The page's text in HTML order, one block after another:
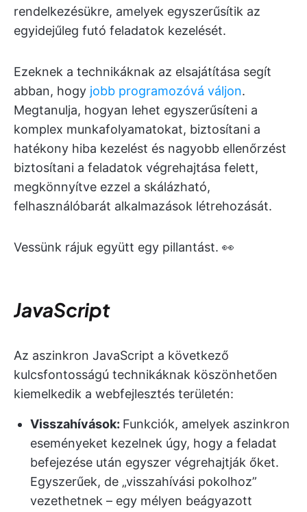
rendelkezésükre, amelyek egyszerűsítik az
egyidejűleg futó feladatok kezelését.
Ezeknek a technikáknak az elsajátítása segít
abban, hogy jobb programozóvá váljon.
Megtanulja, hogyan lehet egyszerűsíteni a
komplex munkafolyamatokat, biztosítani a
hatékony hiba kezelést és nagyobb ellenőrzést
biztosítani a feladatok végrehajtása felett,
megkönnyítve ezzel a skálázható,
felhasználóbarát alkalmazások létrehozását.
Vessünk rájuk együtt egy pillantást. 👀
JavaScript
Az aszinkron JavaScript a következő
kulcsfontosságú technikáknak köszönhetően
kiemelkedik a webfejlesztés területén:
Visszahívások: Funkciók, amelyek aszinkron
eseményeket kezelnek úgy, hogy a feladat
befejezése után egyszer végrehajtják őket.
Egyszerűek, de „visszahívási pokolhoz”
vezethetnek – egy mélyen beágyazott